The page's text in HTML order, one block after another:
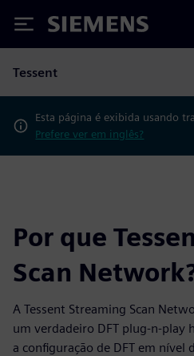
Siemens
Tessent
Esta página é exibida usando
Prefere ver em inglês?
Por que
Scan
A Tessent Streaming Scan
um verdadeiro DFT plug-n-play
a configuração de DFT em nível